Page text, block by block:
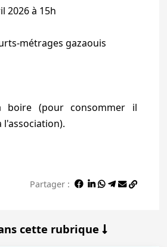
2026 à 15h
métrages gazaouis
(pour consommer il
Partager :
cette rubrique